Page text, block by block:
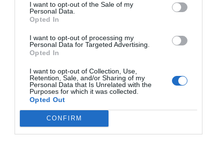
I want to opt-out of the Sale of my
Personal Data.
Opted In
I want to opt-out of processing my
Personal Data for Targeted Advertising.
Opted In
I want to opt-out of Collection, Use,
Retention, Sale, and/or Sharing of my
Personal Data that Is Unrelated with the
Purposes for which it was collected.
Opted Out
CONFIRM
edificio construido en 1881 siguiendo el estilo que
los ingleses instauraron en todos los puertos del
mundo. Un lugar de gastronomía, sensibilidad y
emoción donde se apuesta por el producto de
cocina mediterránea, en especial la catalana con
mariscos y pesca del día directa de la Cofradía de
Pescadores de Barcelona y Hondarribia. La
terraza funciona como un
una carta de coctelería contemporánea que